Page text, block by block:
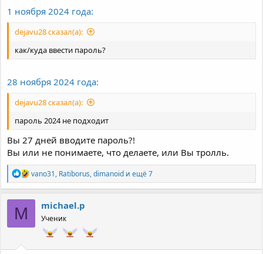
1 ноября 2024 года:
dejavu28 сказал(а):
как/куда ввести пароль?
28 ноября 2024 года:
dejavu28 сказал(а):
пароль 2024 не подходит
Вы 27 дней вводите пароль?!
Вы или не понимаете, что делаете, или Вы тролль.
Р
е
а
к
и
vano31, Ratiborus,dimanoid и ещё 7
M michael.p
Ученик